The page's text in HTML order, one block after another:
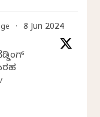
· 8 Jun 2024